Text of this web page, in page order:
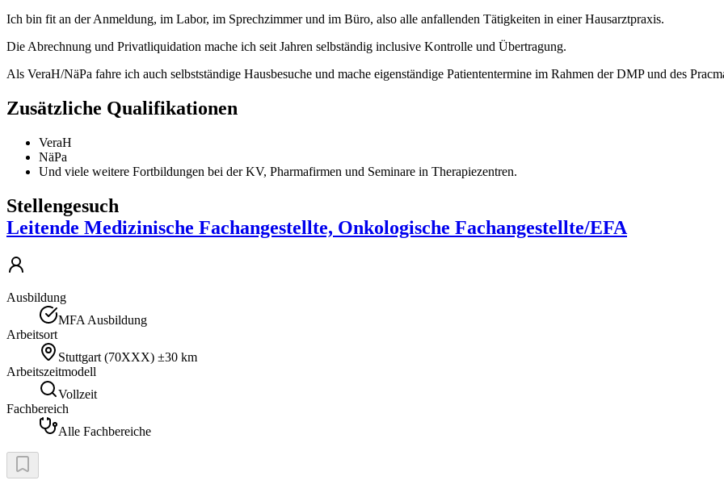
Ich bin fit an der Anmeldung, im Labor, im Sprechzimmer und im Büro, also alle anfallenden Tätigkeiten in einer Hausarztpraxis.
Die Abrechnung und Privatliquidation mache ich seit Jahren selbständig inclusive Kontrolle und Übertragung.
Als VeraH/NäPa fahre ich auch selbstständige Hausbesuche und mache eigenständige Patiententermine im Rahmen der DMP und des
Zusätzliche Qualifikationen
VeraH
NäPa
Und viele weitere Fortbildungen bei der KV, Pharmafirmen und Seminare in Therapiezentren.
Stellengesuch
Leitende Medizinische Fachangestellte, Onkologische Fachangestellte/EFA
Ausbildung
MFA Ausbildung
Arbeitsort
Stuttgart (70XXX) ±30 km
Arbeitszeitmodell
Vollzeit
Fachbereich
Alle Fachbereiche